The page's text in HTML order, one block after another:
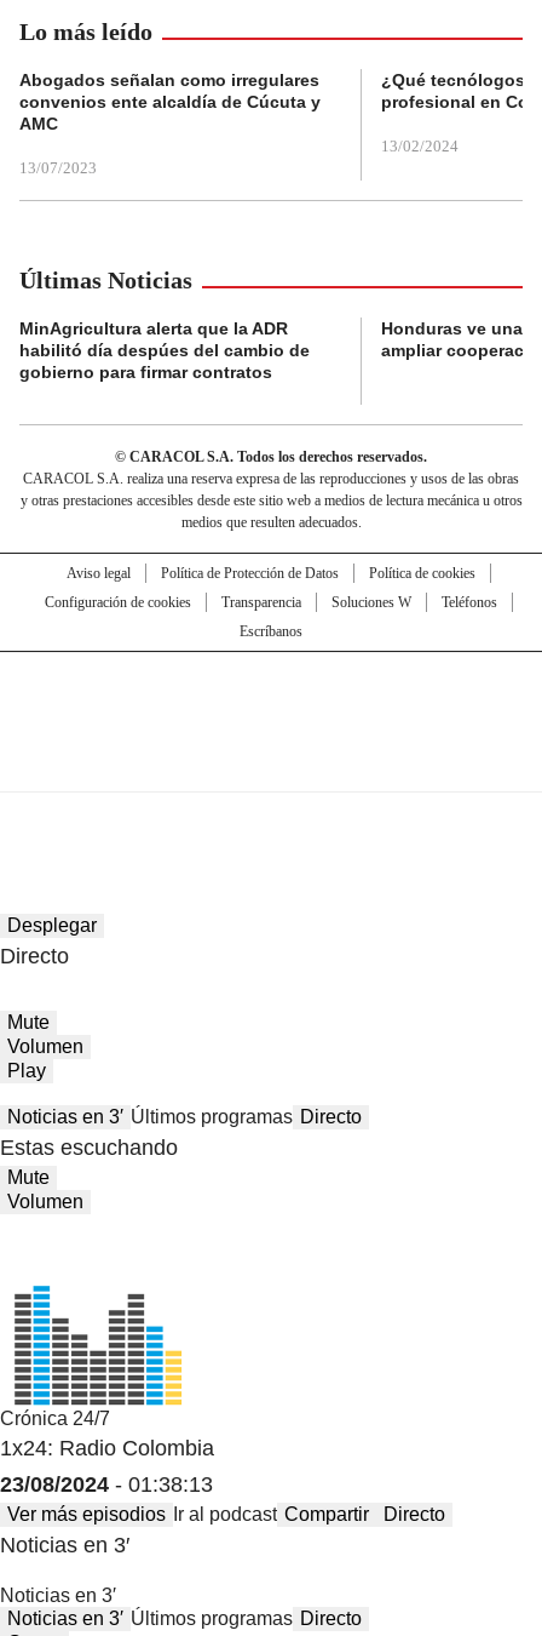
Lo más leído
Abogados señalan como irregulares
convenios ente alcaldía de Cúcuta y
AMC
13/07/2023
¿Qué tecnólogos
profesional en
13/02/2024
Últimas Noticias
MinAgricultura alerta que la ADR
habilitó día despúes del cambio de
gobierno para firmar contratos
Honduras ve una
ampliar
© CARACOL S.A. Todos los derechos reservados.
CARACOL S.A. realiza una reserva expresa de las reproducciones y usos de las obras
y otras prestaciones accesibles desde este sitio web a medios de lectura mecánica u otros
medios que resulten adecuados.
Aviso legal Política de Protección de Datos
Política de cookies
Configuración de cookies
Transparencia Soluciones W
Teléfonos
Escríbanos
Desplegar
Directo
Mute
Volumen
Play
Noticias en 3′ Últimos programas Directo
Estas escuchando
Mute
Volumen
Crónica 24/7
1x24: Radio Colombia
23/08/2024 - 01:38:13
Ver más episodios Ir al podcast Compartir Directo
Noticias en 3′
Noticias en 3′
Noticias en 3′ Últimos programas Directo